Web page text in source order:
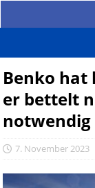
Benko
er bettelt
notwendig
7. November 2023